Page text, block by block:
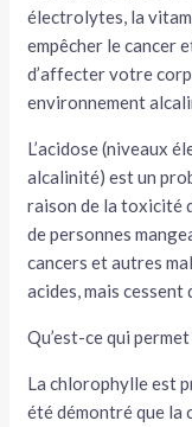
électrolytes, la
empêcher le cancer
d’affecter votre
environnement
L’acidose (niveaux
alcalinité) est un
raison de la toxicité
de personnes
cancers et autres
acides, mais cessent
Qu’est-ce qui
La chlorophylle est
été démontré que la